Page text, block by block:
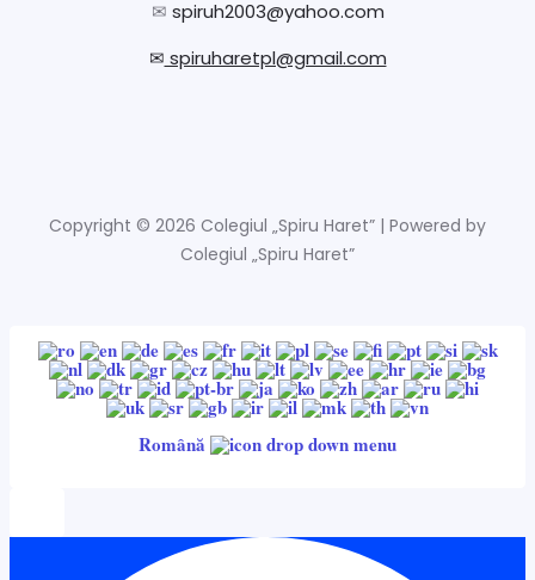
✉ spiruh2003@yahoo.com
✉ spiruharetpl@gmail.com
Copyright © 2026 Colegiul „Spiru Haret” | Powered by
Colegiul „Spiru Haret”
Română